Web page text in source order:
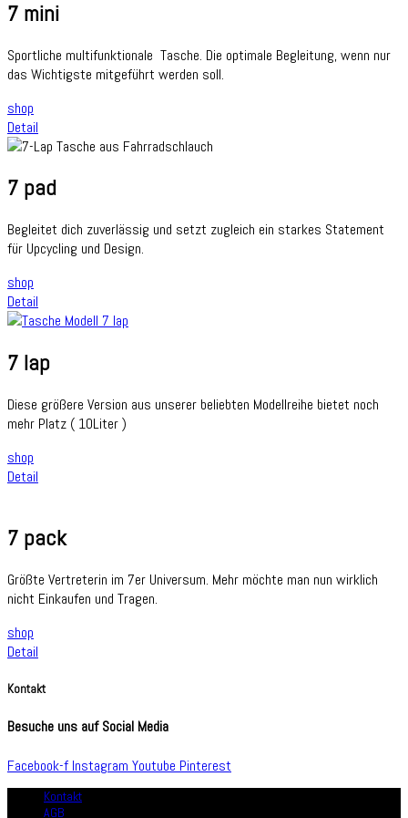
7 mini
Sportliche multifunktionale Tasche. Die optimale Begleitung, wenn nur
das Wichtigste mitgeführt werden soll.
shop
Detail
7 pad
Begleitet dich zuverlässig und setzt zugleich ein starkes Statement
für Upcycling und Design.
shop
Detail
7 lap
Diese größere Version aus unserer beliebten Modellreihe bietet noch
mehr Platz ( 10Liter )
shop
Detail
7 pack
Größte Vertreterin im 7er Universum. Mehr möchte man nun wirklich
nicht Einkaufen und Tragen.
shop
Detail
Kontakt
Besuche uns auf Social Media
Facebook-f Instagram Youtube Pinterest
Kontakt
AGB